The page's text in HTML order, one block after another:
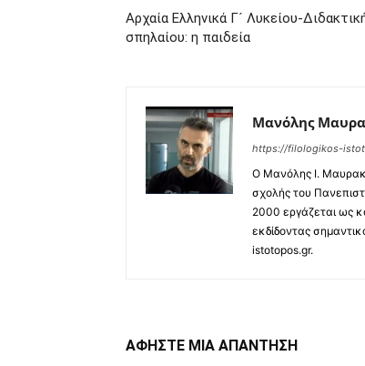
Αρχαία Ελληνικά Γ´ Λυκείου-
σπηλαίου: η παιδεία
Μανόλης
https://filologikos-
Ο Μανόλης I.
σχολής του
2000 εργάζεται ως
εκδίδοντας
istotopos.gr.
ΑΦΗΣΤΕ ΜΙΑ ΑΠΑΝΤΗΣΗ